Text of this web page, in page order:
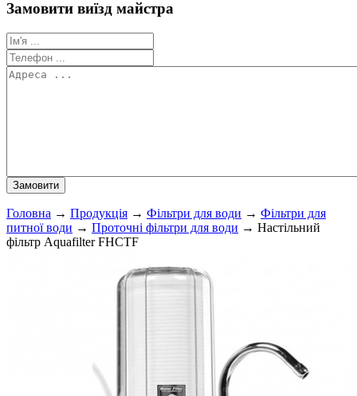
Замовити виїзд майстра
Головна → Продукція → Фільтри для води → Фільтри для
питної води → Проточні фільтри для води → Настільний
фільтр Aquafilter FHCTF